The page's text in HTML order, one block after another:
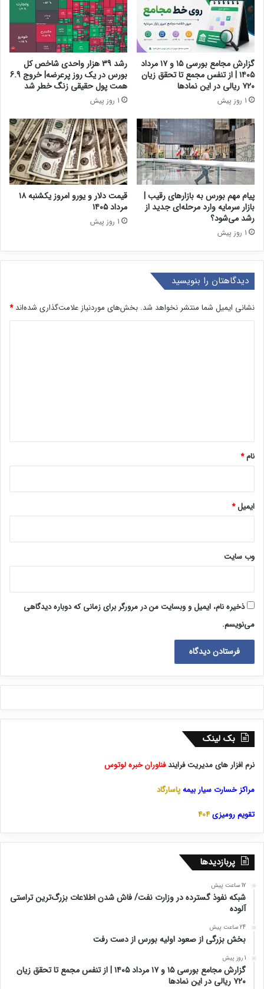
گزارش مجامع بورسی ۱۵ و ۱۷ مرداد
۱۴۰۵ | از تنفس مجمع تا تحقق زیان
۷۲۰ ریالی در این نماد‌ها
1 روز پیش
رشد 39 هزار واحدی شاخص کل
بورس در یک روز پرعرضه| خروج 6.9
همت پول حقیقی زنگ خطر شد
1 روز پیش
پیام مهم بورس به بازارهای رقیب |
بازار سرمایه وارد مرحله‌ای جدید از
رشد می‌شود؟
1 روز پیش
قیمت دلار و یورو امروز یکشنبه ۱۸
مرداد ۱۴۰۵
1 روز پیش
دیدگاهتان را بنویسید
نشانی ایمیل شما منتشر نخواهد شد. بخش‌های موردنیاز علامت‌گذاری شده‌اند*
نام*
ایمیل*
وب‌ سایت
ذخیره نام، ایمیل و وبسایت من در مرورگر برای زمانی که دوباره دیدگاهی
می‌نویسم.
بک لینک
نرم افزار های مدیریت فرایندفناوران خبره لوتوس
مراکز خسارت سیار بیمهپاسارگاد
تقویم رومیزی404
پربازدیدها
17 ساعت پیش
شبکه نفوذ گسترده در وزارت نفت/ فاش شدن اطلاعات بزرگ‌ترین تراستی‌
آلوده
24 ساعت پیش
بخش بزرگی از صعود اولیه بورس از دست رفت
1 روز پیش
گزارش مجامع بورسی ۱۵ و ۱۷ مرداد ۱۴۰۵ | از تنفس مجمع تا تحقق زیان
۷۲۰ ریالی در این نماد‌ها